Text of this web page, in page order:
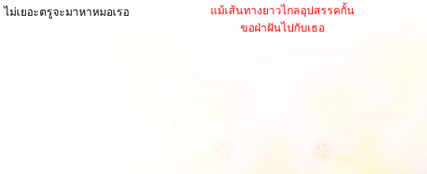
ม่เยอะตรูจะมาหาหมอเรอ
ขอฝ่าฝันไปกับเธอ